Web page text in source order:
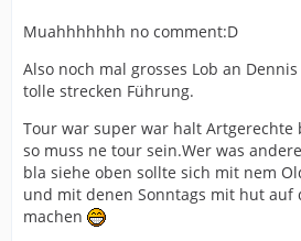
Muahhhhhhh no comment:D
Also noch mal grosses Lob an
tolle strecken Führung.
Tour war super war halt Artgerechte
so muss ne tour sein.Wer was
bla siehe oben sollte sich mit nem
und mit denen Sonntags mit hut auf
machen